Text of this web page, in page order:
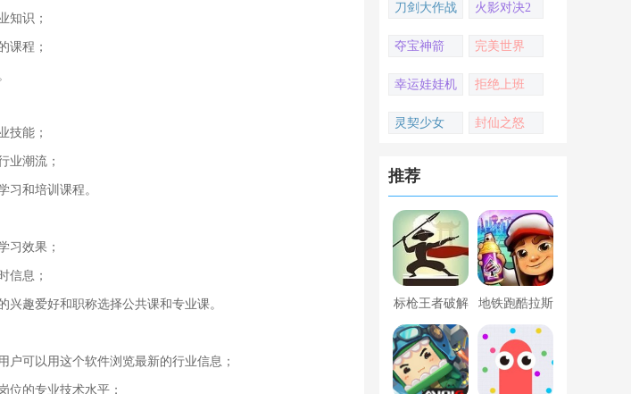
知识；
课程；
技能；
业潮流；
习和培训课程。
习效果；
信息；
趣爱好和职称选择公共课和专业课。
户可以用这个软件浏览最新的行业信息；
位的专业技术水平；
刀剑大作战 火影对决2
夺宝神箭 完美世界
幸运娃娃机 拒绝上班
灵契少女 封仙之怒
推荐
标枪王者破解
版无限金币钻
石内置菜单
地铁跑酷拉斯
维加斯新触控
内置菜单版